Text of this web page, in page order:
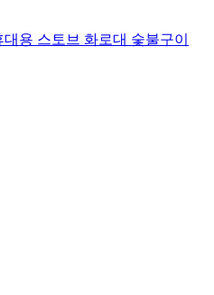
용 스토브 화로대 숯불구이